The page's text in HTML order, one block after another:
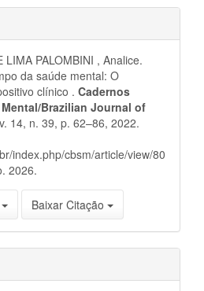
LIMA PALOMBINI , Analice.
da saúde mental: O
clínico . Cadernos
Brazilian Journal of
14, n. 39, p. 62–86, 2022.
index.php/cbsm/article/view/80
2026.
Baixar Citação